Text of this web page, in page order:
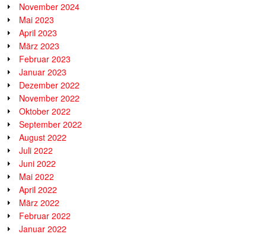
November 2024
Mai 2023
April 2023
März 2023
Februar 2023
Januar 2023
Dezember 2022
November 2022
Oktober 2022
September 2022
August 2022
Juli 2022
Juni 2022
Mai 2022
April 2022
März 2022
Februar 2022
Januar 2022